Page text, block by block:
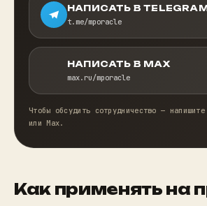
НАПИСАТЬ В
t.me/mporacle
НАПИСАТЬ В MAX
max.ru/mporacle
Чтобы обсудить сотрудничество —
или Max.
Как применять на